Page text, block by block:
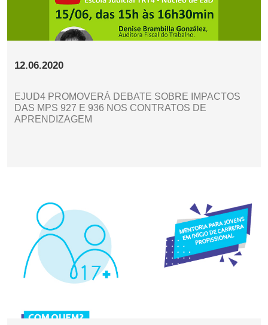
12.06.2020
EJUD4 PROMOVERÁ DEBATE SOBRE IMPACTOS
DAS MPS 927 E 936 NOS CONTRATOS DE
APRENDIZAGEM